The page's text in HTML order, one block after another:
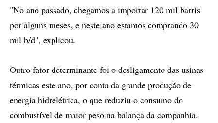
"No ano passado, chegamos a importar 120 mil barris
por alguns meses, e neste ano estamos comprando 30
mil b/d", explicou.
Outro fator determinante foi o desligamento das usinas
térmicas este ano, por conta da grande produção de
energia hidrelétrica, o que reduziu o consumo do
combustível de maior peso na balança da companhia.